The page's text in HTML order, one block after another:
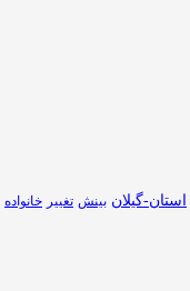
استان-گیلان بینش تغییر خانواده